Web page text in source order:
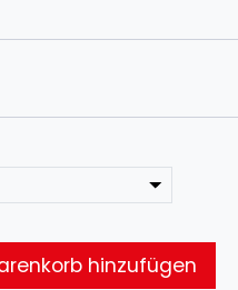
hinzufügen